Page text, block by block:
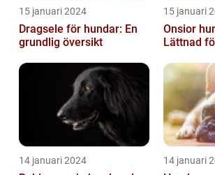
15 januari 2024
Dragsele för hundar: En
grundlig översikt
15 januari
Onsior
Lättnad
14 januari 2024 14 januari